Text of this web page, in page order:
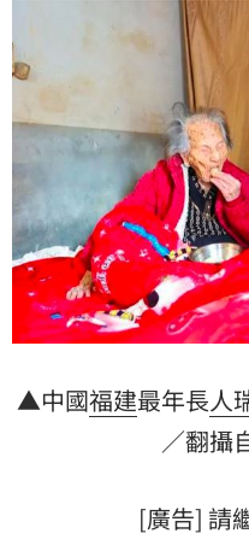
▲中國福建最年長人
／翻攝
[廣告] 請